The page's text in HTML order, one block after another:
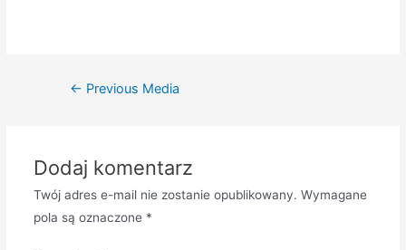
Nawigacja
← Previous Media
Dodaj komentarz
Twój adres e-mail nie zostanie opublikowany. Wymagane
pola są oznaczone *